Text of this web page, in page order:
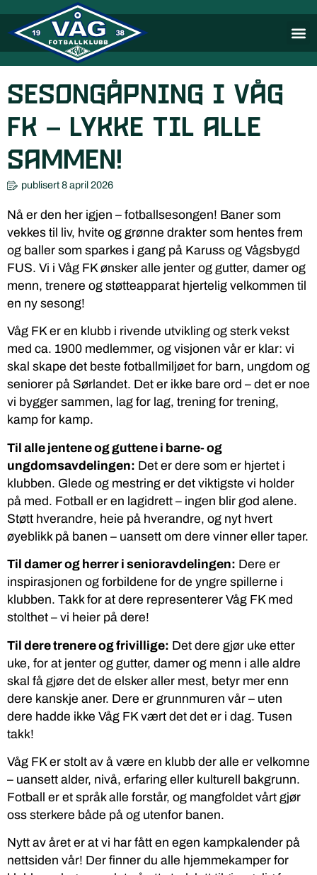
Sesongåpning i Våg
FK – Lykke til alle
sammen!
publisert8 april 2026
Nå er den her igjen – fotballsesongen! Baner som
vekkes til liv, hvite og grønne drakter som hentes frem
og baller som sparkes i gang på Karuss og Vågsbygd
FUS. Vi i Våg FK ønsker alle jenter og gutter, damer og
menn, trenere og støtteapparat hjertelig velkommen til
en ny sesong!
Våg FK er en klubb i rivende utvikling og sterk vekst
med ca. 1900 medlemmer, og visjonen vår er klar: vi
skal skape det beste fotballmiljøet for barn, ungdom og
seniorer på Sørlandet. Det er ikke bare ord – det er noe
vi bygger sammen, lag for lag, trening for trening,
kamp for kamp.
Til alle jentene og guttene i barne- og
ungdomsavdelingen: Det er dere som er hjertet i
klubben. Glede og mestring er det viktigste vi holder
på med. Fotball er en lagidrett – ingen blir god alene.
Støtt hverandre, heie på hverandre, og nyt hvert
øyeblikk på banen – uansett om dere vinner eller taper.
Til damer og herrer i senioravdelingen: Dere er
inspirasjonen og forbildene for de yngre spillerne i
klubben. Takk for at dere representerer Våg FK med
stolthet – vi heier på dere!
Til dere trenere og frivillige: Det dere gjør uke etter
uke, for at jenter og gutter, damer og menn i alle aldre
skal få gjøre det de elsker aller mest, betyr mer enn
dere kanskje aner. Dere er grunnmuren vår – uten
dere hadde ikke Våg FK vært det det er i dag. Tusen
takk!
Våg FK er stolt av å være en klubb der alle er velkomne
– uansett alder, nivå, erfaring eller kulturell bakgrunn.
Fotball er et språk alle forstår, og mangfoldet vårt gjør
oss sterkere både på og utenfor banen.
Nytt av året er at vi har fått en egen kampkalender på
nettsiden vår! Der finner du alle hjemmekamper for